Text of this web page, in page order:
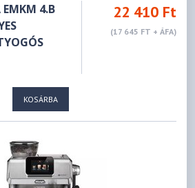
4.B
22 410 Ft
(17 645 FT + ÁFA)
KOSÁRBA